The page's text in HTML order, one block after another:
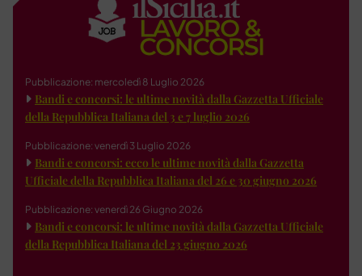
Pubblicazione: mercoledì 8 Luglio 2026
Bandi e concorsi: le ultime novità dalla Gazzetta Ufficiale
della Repubblica Italiana del 3 e 7 luglio 2026
Pubblicazione: venerdì 3 Luglio 2026
Bandi e concorsi: ecco le ultime novità dalla Gazzetta
Ufficiale della Repubblica Italiana del 26 e 30 giugno 2026
Pubblicazione: venerdì 26 Giugno 2026
Bandi e concorsi: le ultime novità dalla Gazzetta Ufficiale
della Repubblica Italiana del 23 giugno 2026